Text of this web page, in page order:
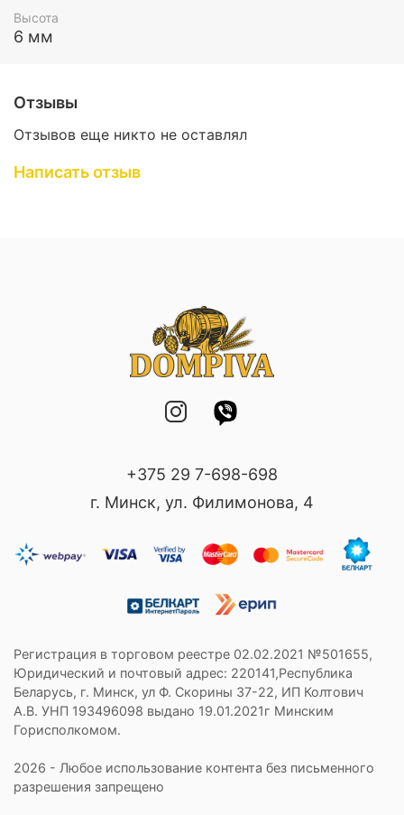
Высота
6 мм
Отзывы
Отзывов еще никто не оставлял
Написать отзыв
+375 29 7-698-698
г. Минск, ул. Филимонова, 4
Регистрация в торговом реестре 02.02.2021 №501655,
Юридический и почтовый адрес: 220141,Республика
Беларусь, г. Минск, ул Ф. Скорины 37-22, ИП Колтович
А.В. УНП 193496098 выдано 19.01.2021г Минским
Горисполкомом.
2026 - Любое использование контента без письменного
разрешения запрещено